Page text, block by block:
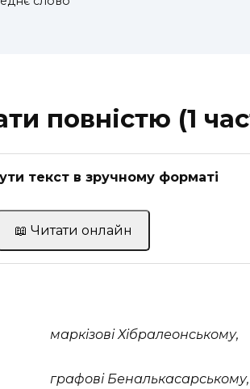
повністю (1
текст в зручному форматі
📖 Читати онлайн
маркізові Хібралеонському,
графові Беналькасарському,